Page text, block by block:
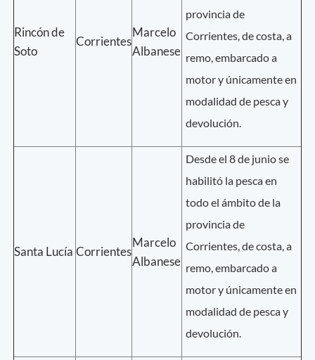
Rincón de
Soto
Corrientes
Marcelo
Albanese
provincia de
Corrientes, de costa, a
remo, embarcado a
motor y únicamente en
modalidad de pesca y
devolución.
Santa Lucía Corrientes
Marcelo
Albanese
Desde el 8 de junio se
habilitó la pesca en
todo el ámbito de la
provincia de
Corrientes, de costa, a
remo, embarcado a
motor y únicamente en
modalidad de pesca y
devolución.